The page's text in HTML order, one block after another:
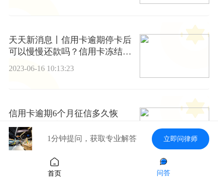
天天新消息丨信用卡逾期停卡后
可以慢慢还款吗？信用卡冻结后
2023-06-16 10:13:23
信用卡逾期6个月征信多久恢
复？信用卡该如何销户？
2023-06-16 10:13:231分钟提问，获取专业解答 立即问律师
首页 问答